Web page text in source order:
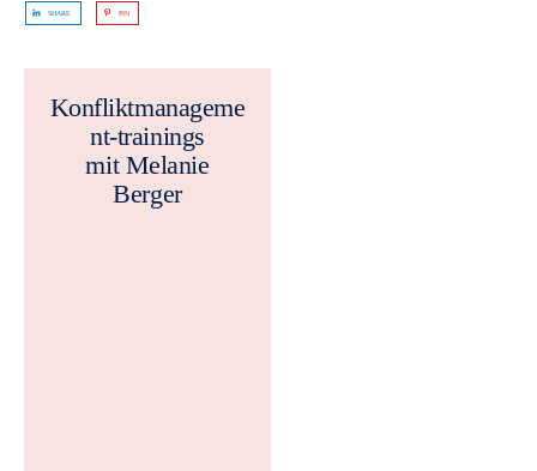
SHARE PIN
Konfliktmanageme
nt-trainings
mit Melanie
Berger